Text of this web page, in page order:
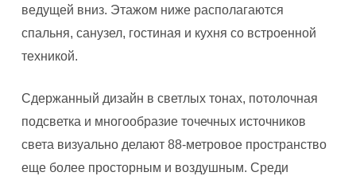
ведущей вниз. Этажом ниже располагаются
спальня, санузел, гостиная и кухня со встроенной
техникой.
Сдержанный дизайн в светлых тонах, потолочная
подсветка и многообразие точечных источников
света визуально делают 88-метровое пространство
еще более просторным и воздушным. Среди